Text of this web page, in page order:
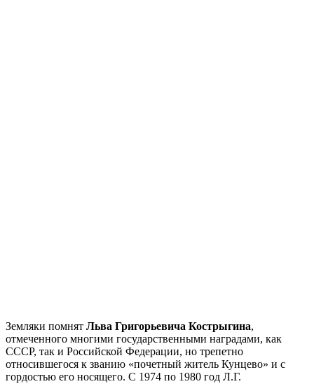
Земляки помнят Льва Григорьевича Кострыгина,
отмеченного многими государственными наградами, как
СССР, так и Российской Федерации, но трепетно
относившегося к званию «почетный житель Кунцево» и с
гордостью его носящего. С 1974 по 1980 год Л.Г.